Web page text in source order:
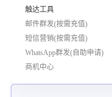
触达工具
邮件群发(按需充值)
短信营销(按需充值)
WhatsApp群发(自助申请)
商机中心